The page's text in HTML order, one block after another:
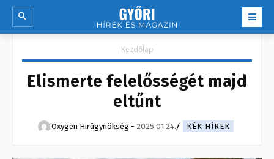
Kezdőlap
Elismerte felelősségét majd
eltűnt
Oxygen Hirügynökség - 2025.01.24. KÉK HÍREK